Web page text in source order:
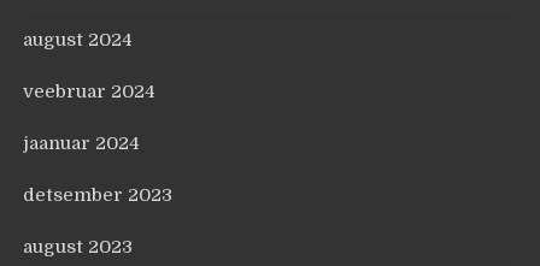
august 2024
veebruar 2024
jaanuar 2024
detsember 2023
august 2023